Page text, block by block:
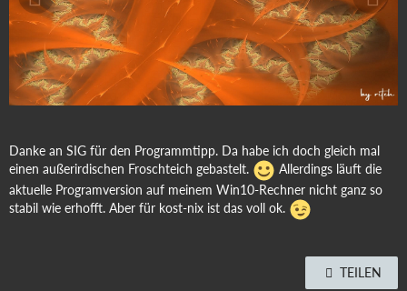
Danke an SIG für den Programmtipp. Da habe ich doch gleich mal
einen außerirdischen Froschteich gebastelt.
Allerdings läuft die
aktuelle Programversion auf meinem Win10-Rechner nicht ganz so
stabil wie erhofft. Aber für kost-nix ist das voll ok.
TEILEN